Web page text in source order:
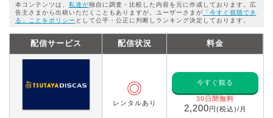
本コンテンツは、 私達が独自に調査・比較した内容を元に作成しております。広
告主さまから出稿いただくこともありますが、ユーザーさまが 「今すぐ視聴でき
る」ことをポリシー として公平・公正に判断しランキング決定しております。
配信サービス 配信状況 料金
◎
レンタルあり
今すぐ観る
30日間無料
2,200円(税込)/月